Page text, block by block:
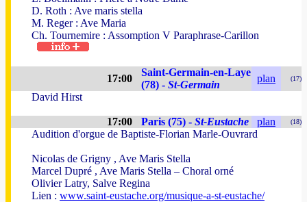
D. Roth : Ave maris stella
M. Reger : Ave Maria
Ch. Tournemire : Assomption V Paraphrase-Carillon
17:00
Saint-Germain-en-Laye
(78) - St-Germain
plan (17)
David Hirst
17:00 Paris (75) - St-Eustache plan (18)
Audition d'orgue de Baptiste-Florian Marle-Ouvrard
Nicolas de Grigny , Ave Maris Stella
Marcel Dupré , Ave Maris Stella – Choral orné
Olivier Latry, Salve Regina
Lien : www.saint-eustache.org/musique-a-st-eustache/